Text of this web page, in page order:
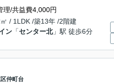
理/共益費4,000円
/ 1LDK /築13年 /2階建
ン 「センター北」駅 徒歩6分
仲町台